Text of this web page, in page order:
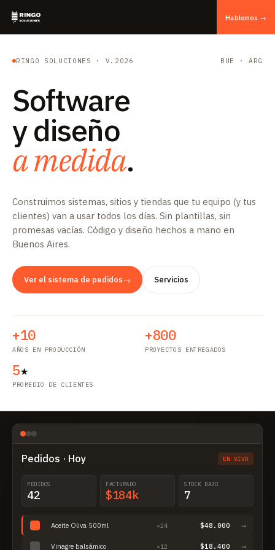
Hablemos →
RINGO SOLUCIONES · V.2026 BUE · ARG
Software
y diseño
a medida.
Construimos sistemas, sitios y tiendas que tu equipo (y tus
clientes) van a usar todos los días. Sin plantillas, sin
promesas vacías. Código y diseño hechos a mano en
Buenos Aires.
Ver el sistema de pedidos→ Servicios
+10
AÑOS EN PRODUCCIÓN
+800
PROYECTOS ENTREGADOS
5★
PROMEDIO DE CLIENTES
Pedidos · Hoy EN VIVO
PEDIDOS
42
FACTURADO
$184k
STOCK BAJO
7
Aceite Oliva 500ml ×24 $48.000 →
Vinagre balsámico ×12 $18.400 →